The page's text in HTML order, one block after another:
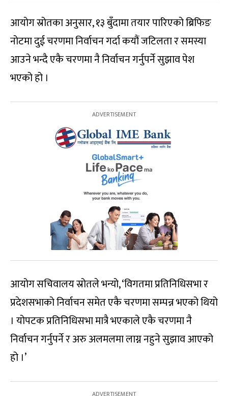
आयोग स्रोतका अनुसार, १३ बुँदामा तयार पारिएको ब्रिफिङ
नोटमा दुई चरणमा निर्वाचन गर्दा कयौं जटिलता र समस्या
आउने भन्दै एकै चरणमा नै निर्वाचन गर्नुपर्ने सुझाव पेश
भएको हो ।
आयोग सचिवालय स्रोतले भन्यो, ‘विगतमा प्रतिनिधिसभा र
प्रदेशसभाको निर्वाचन समेत एकै चरणमा सम्पन्न भएको थियो
। योपटक प्रतिनिधिसभा मात्रै भएकाले एकै चरणमा नै
निर्वाचन गर्नुपर्ने र अरु अलमलमा लाग्न नहुने सुझाव आएको
हो ।’